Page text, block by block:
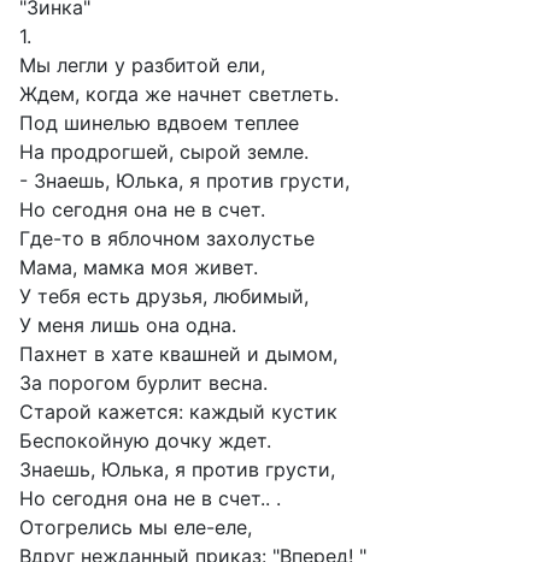
"Зинка"
1.
Мы легли у разбитой ели,
Ждем, когда же начнет светлеть.
Под шинелью вдвоем теплее
На продрогшей, сырой земле.
- Знаешь, Юлька, я против грусти,
Но сегодня она не в счет.
Где-то в яблочном захолустье
Мама, мамка моя живет.
У тебя есть друзья, любимый,
У меня лишь она одна.
Пахнет в хате квашней и дымом,
За порогом бурлит весна.
Старой кажется: каждый кустик
Беспокойную дочку ждет.
Знаешь, Юлька, я против грусти,
Но сегодня она не в счет.. .
Отогрелись мы еле-еле,
Вдруг нежданный приказ: "Вперед! "